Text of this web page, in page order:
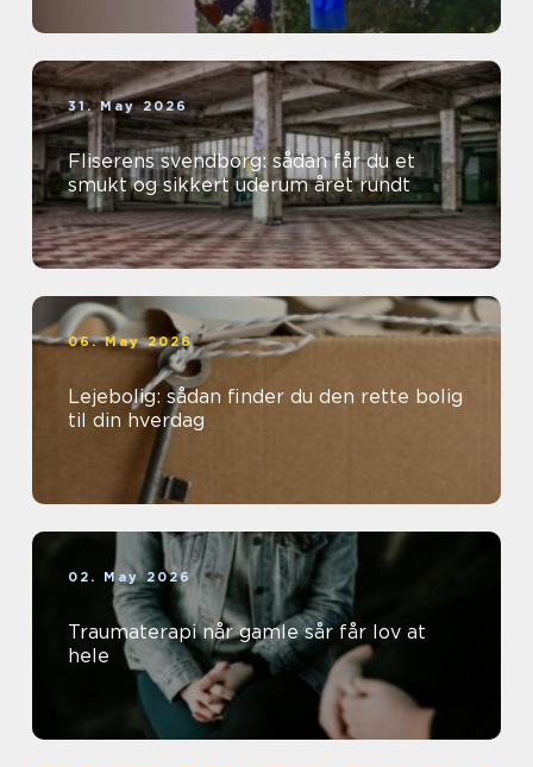
31. May 2026
Fliserens svendborg: sådan får du et
smukt og sikkert uderum året rundt
06. May 2026
Lejebolig: sådan finder du den rette bolig
til din hverdag
02. May 2026
Traumaterapi når gamle sår får lov at
hele